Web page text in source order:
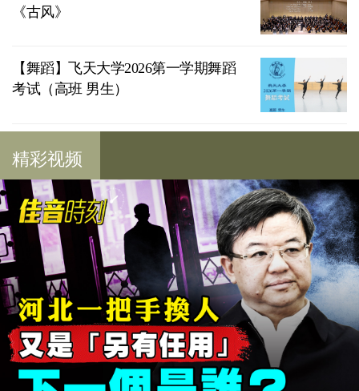
《古风》
【舞蹈】飞天大学2026第一学期舞蹈
考试（高班 男生）
精彩视频